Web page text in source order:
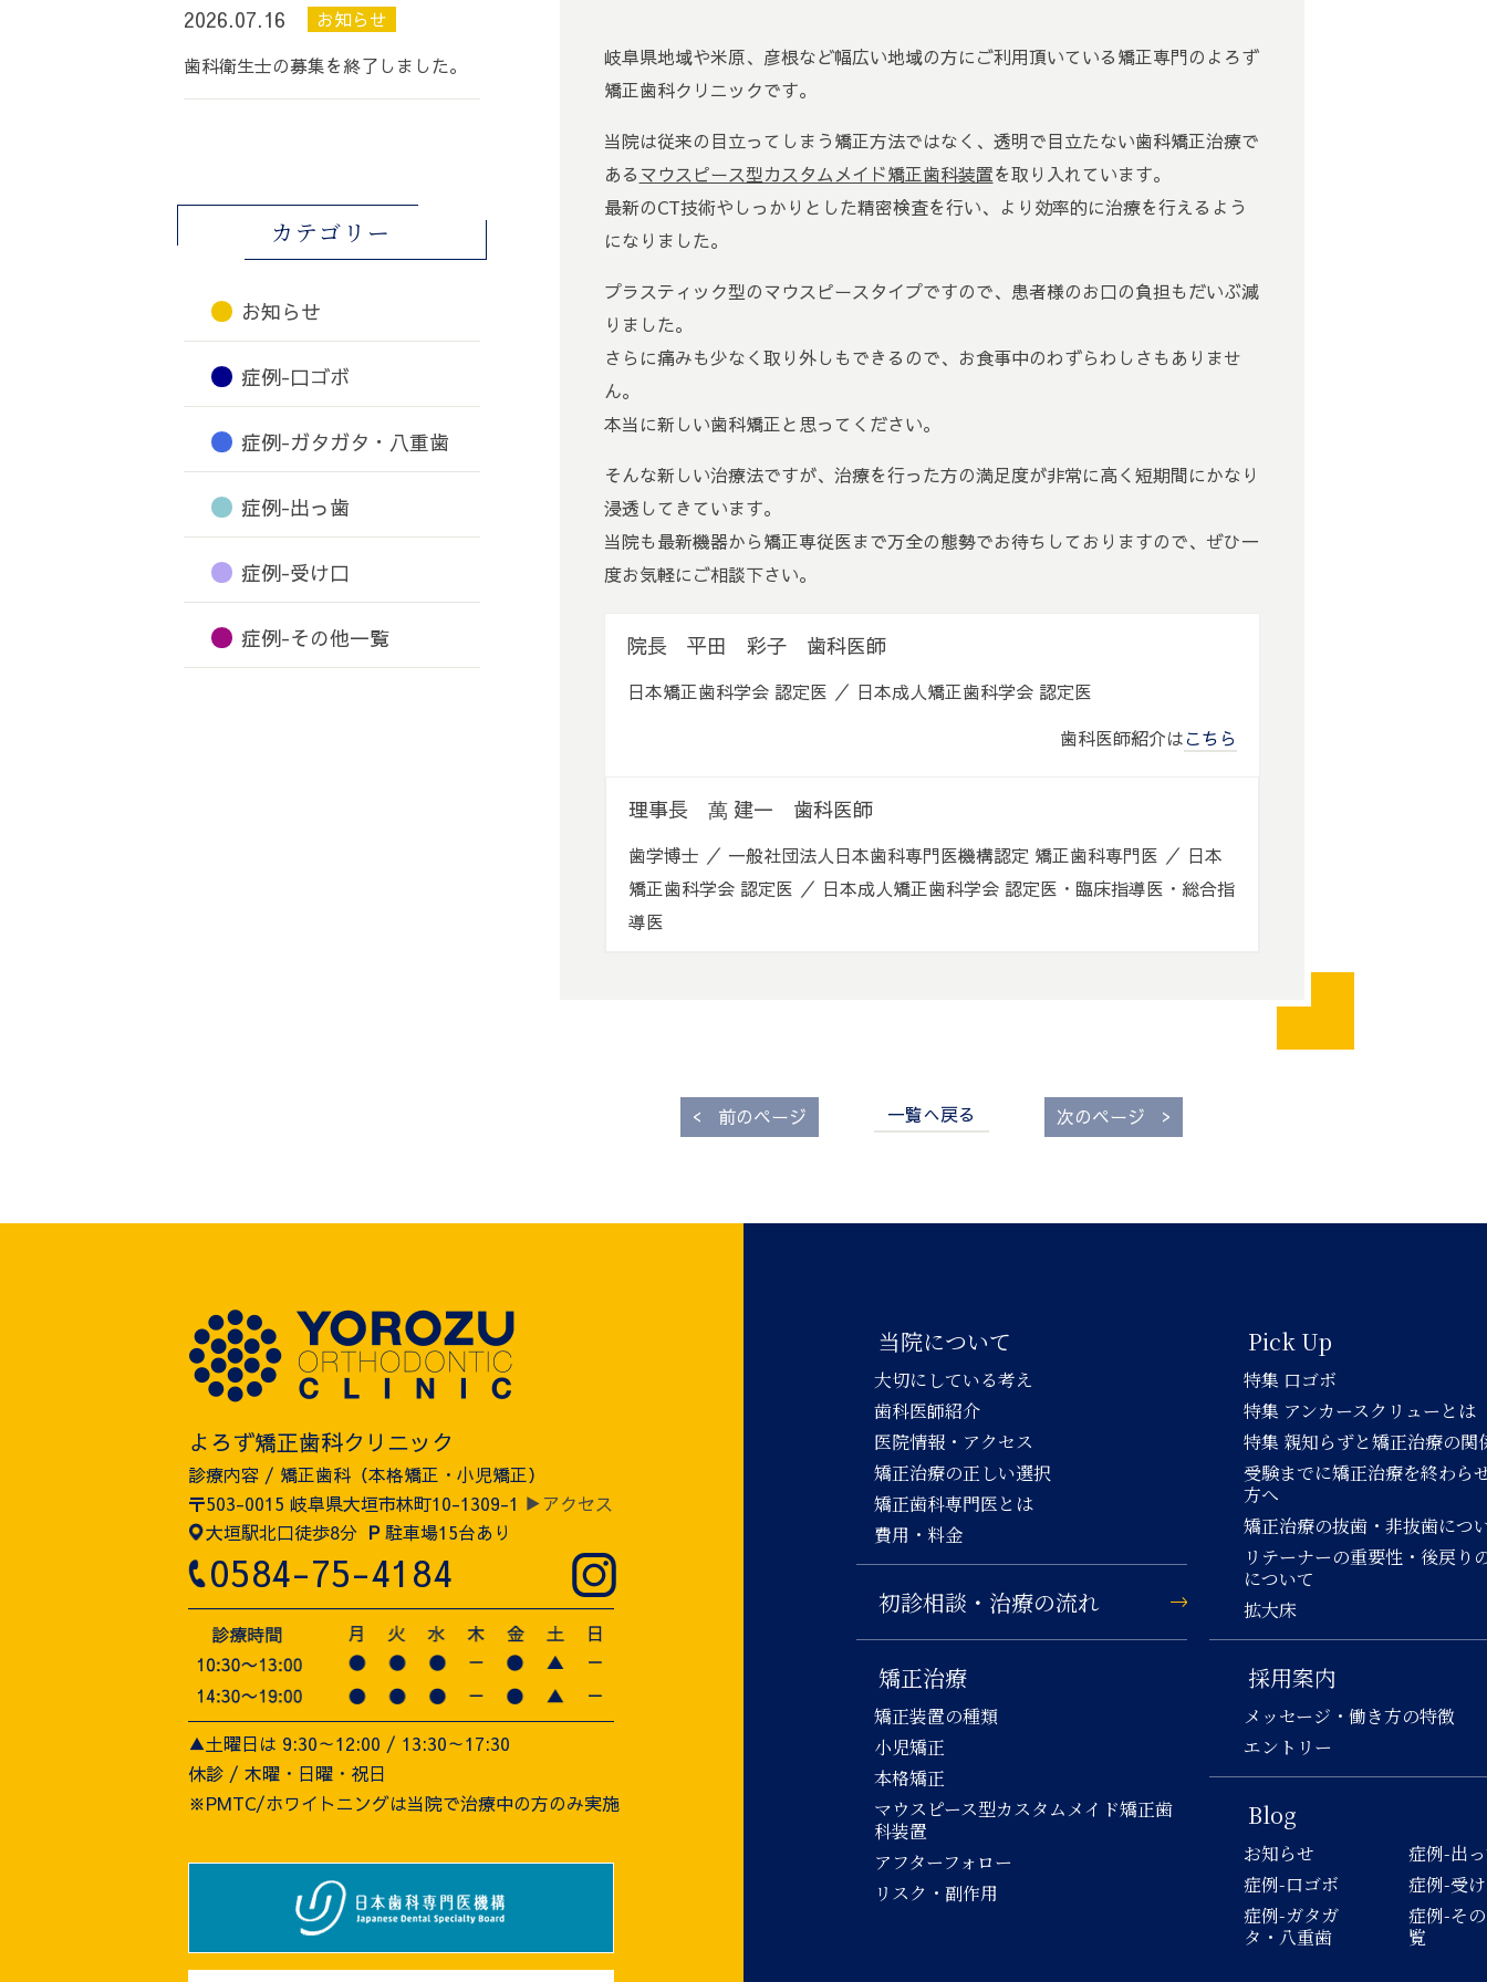
2026.07.16
お知らせ
歯科衛生士の募集を終了しました。
カテゴリー
お知らせ
症例-口ゴボ
症例-ガタガタ・八重歯
症例-出っ歯
症例-受け口
症例-その他一覧
岐阜県地域や米原、彦根など幅広い地域の方にご利用頂いている矯正専門のよろず
矯正歯科クリニックです。
当院は従来の目立ってしまう矯正方法ではなく、透明で目立たない歯科矯正治療で
ある マウスピース型カスタムメイド矯正歯科装置を取り入れています。
最新のCT技術やしっかりとした精密検査を行い、より効率的に治療を行えるよう
になりました。
プラスティック型のマウスピースタイプですので、患者様のお口の負担もだいぶ減
りました。
さらに痛みも少なく取り外しもできるので、お食事中のわずらわしさもありませ
ん。
本当に新しい歯科矯正と思ってください。
そんな新しい治療法ですが、治療を行った方の満足度が非常に高く短期間にかなり
浸透してきています。
当院も最新機器から矯正専従医まで万全の態勢でお待ちしておりますので、ぜひ一
度お気軽にご相談下さい。
院長 平田 彩子 歯科医師
日本矯正歯科学会 認定医 ／ 日本成人矯正歯科学会 認定医
歯科医師紹介はこちら
理事長 萬 建一 歯科医師
歯学博士 ／ 一般社団法人日本歯科専門医機構認定 矯正歯科専門医 ／ 日本
矯正歯科学会 認定医 ／ 日本成人矯正歯科学会 認定医・臨床指導医・総合指
導医
< 前のページ 一覧へ戻る 次のページ >
よろず矯正歯科クリニック
診療内容 / 矯正歯科（本格矯正・小児矯正）
〒503-0015 岐阜県大垣市林町10-1309-1 ▶アクセス
大垣駅北口徒歩8分 P駐車場15台あり
0584-75-4184
▲土曜日は 9:30～12:00 / 13:30～17:30
休診 / 木曜・日曜・祝日
※PMTC/ホワイトニングは当院で治療中の方のみ実施
当院について
大切にしている考え
歯科医師紹介
医院情報・アクセス
矯正治療の正しい選択
矯正歯科専門医とは
費用・料金
初診相談・治療の流れ
矯正治療
矯正装置の種類
小児矯正
本格矯正
マウスピース型カスタムメイド矯正歯
科装置
アフターフォロー
リスク・副作用
Pick Up
特集 口ゴボ
特集 アンカースクリューとは
特集 親知らずと矯正治療の関
受験までに矯正治療を終わら
方へ
矯正治療の抜歯・非抜歯につ
リテーナーの重要性・後戻り
について
拡大床
採用案内
メッセージ・働き方の特徴
エントリー
Blog
お知らせ
症例-口ゴボ
症例-ガタガ
タ・八重歯
症例-出
症例-受
症例-そ
覧